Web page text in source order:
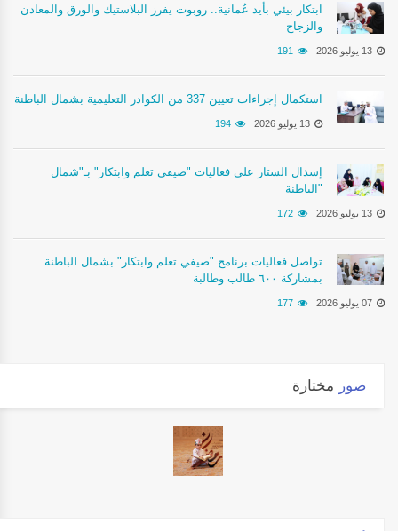
ابتكار بيئي بأيد عُمانية.. روبوت يفرز البلاستيك والورق والمعادن
والزجاج
13 يوليو 2026 191
استكمال إجراءات تعيين 337 من الكوادر التعليمية بشمال الباطنة
13 يوليو 2026 194
إسدال الستار على فعاليات "صيفي تعلم وابتكار" بـ"شمال
13 يوليو 2026 172
تواصل فعاليات برنامج "صيفي تعلم وابتكار" بشمال الباطنة
بمشاركة ٦٠٠ طالب وطالبة
07 يوليو 2026 177
صورمختارة